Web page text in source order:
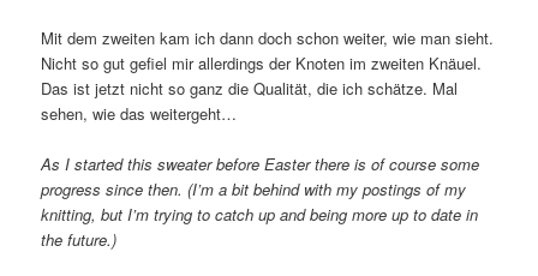
Mit dem zweiten kam ich dann doch schon weiter, wie man sieht.
Nicht so gut gefiel mir allerdings der Knoten im zweiten Knäuel.
Das ist jetzt nicht so ganz die Qualität, die ich schätze. Mal
sehen, wie das weitergeht…
As I started this sweater before Easter there is of course some
progress since then. (I’m a bit behind with my postings of my
knitting, but I’m trying to catch up and being more up to date in
the future.)